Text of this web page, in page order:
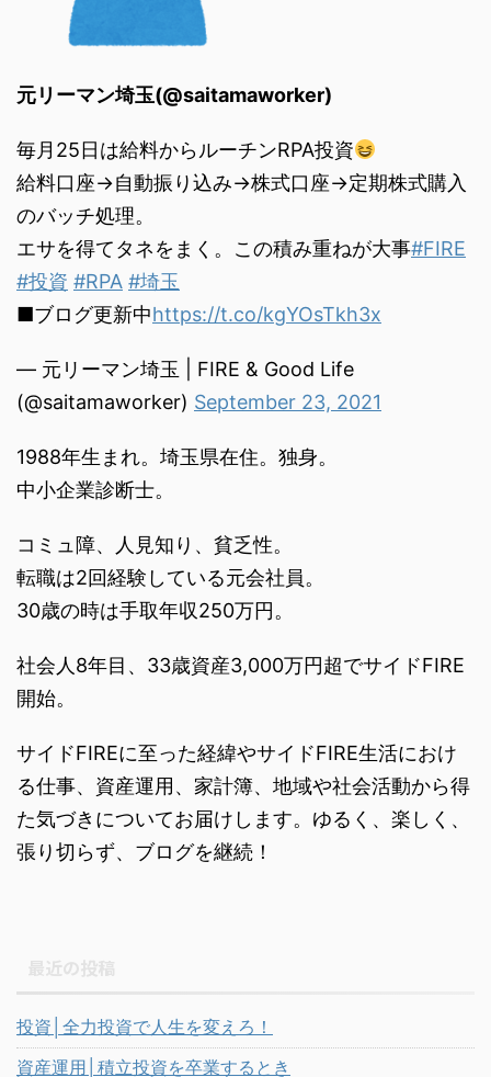
元リーマン埼玉(@saitamaworker)
毎月25日は給料からルーチンRPA投資
給料口座→自動振り込み→株式口座→定期株式購入
のバッチ処理。
エサを得てタネをまく。この積み重ねが大事#FIRE
#投資 #RPA #埼玉
■ブログ更新中https://t.co/kgYOsTkh3x
— 元リーマン埼玉 | FIRE & Good Life
(@saitamaworker) September 23, 2021
1988年生まれ。埼玉県在住。独身。
中小企業診断士。
コミュ障、人見知り、貧乏性。
転職は2回経験している元会社員。
30歳の時は手取年収250万円。
社会人8年目、33歳資産3,000万円超でサイドFIRE
開始。
サイドFIREに至った経緯やサイドFIRE生活におけ
る仕事、資産運用、家計簿、地域や社会活動から得
た気づきについてお届けします。ゆるく、楽しく、
張り切らず、ブログを継続！
投資│全力投資で人生を変えろ！
資産運用│積立投資を卒業するとき